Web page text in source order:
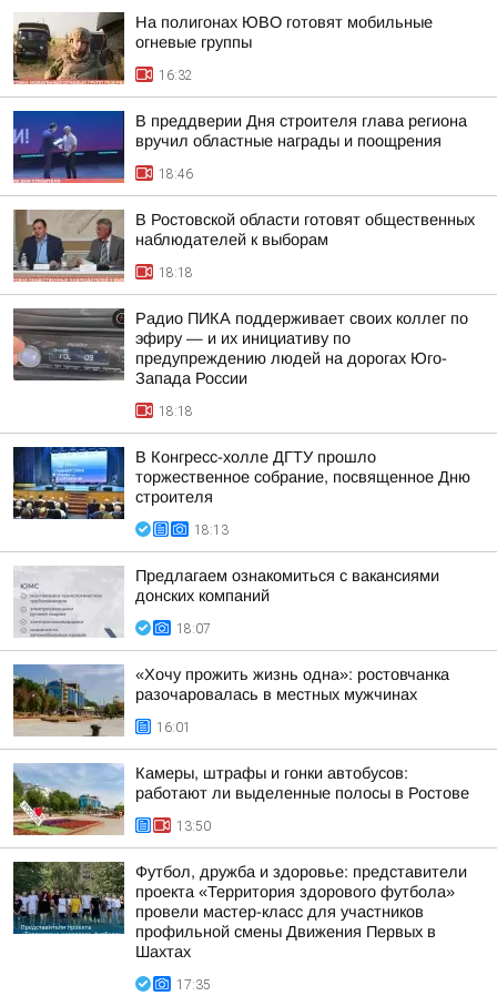
На полигонах ЮВО готовят мобильные
огневые группы
16:32
В преддверии Дня строителя глава региона
вручил областные награды и поощрения
18:46
В Ростовской области готовят общественных
наблюдателей к выборам
18:18
Радио ПИКА поддерживает своих коллег по
эфиру — и их инициативу по
предупреждению людей на дорогах Юго-
Запада России
18:18
В Конгресс-холле ДГТУ прошло
торжественное собрание, посвященное Дню
строителя
18:13
Предлагаем ознакомиться с вакансиями
донских компаний
18:07
«Хочу прожить жизнь одна»: ростовчанка
разочаровалась в местных мужчинах
16:01
Камеры, штрафы и гонки автобусов:
работают ли выделенные полосы в Ростове
13:50
Футбол, дружба и здоровье: представители
проекта «Территория здорового футбола»
провели мастер-класс для участников
профильной смены Движения Первых в
Шахтах
17:35